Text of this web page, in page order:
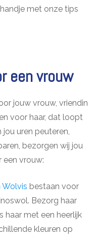
met onze tips
een vrouw
jouw vrouw, vriendin
voor haar, dat loopt
jou uren peuteren,
bezorgen wij jou
een vrouw:
Wolvis bestaan voor
Bezorg haar
haar met een heerlijk
kleuren op